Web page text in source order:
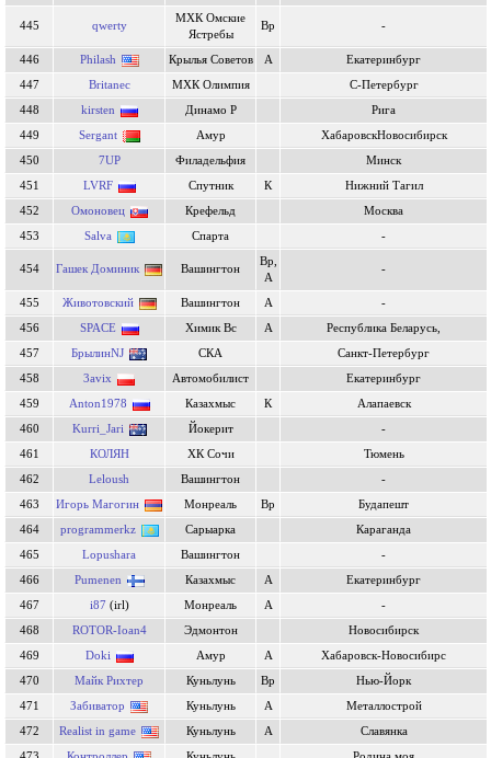
445 qwerty
МХК Омские
Ястребы
Вр -
446 Philash Крылья Советов А
Екатеринбург
447
Britanec МХК Олимпия
С-Петербург
448
kirsten Динамо Р
Рига
449
Sergant Амур
ХабаровскНовосибирск
450
7UP Филадельфия
Минск
451
LVRF Спутник К
Нижний Тагил
452
Омоновец Крефельд
Москва
453
Salva Спарта -
454 Гашек Доминик Вашингтон
Вр,
А
-
455 Животовский Вашингтон А
-
456
SPACE Химик Вс А
Республика Беларусь,
457
БрылинNJ СКА
Санкт-Петербург
458
3avix Автомобилист
Екатеринбург
459
Anton1978 Казахмыс К
Алапаевск
460
Kurri_Jari Йокерит
-
461
КОЛЯН ХК Сочи
Тюмень
462
Leloush Вашингтон
-
463
Игорь Магогин Монреаль Вр
Будапешт
464
programmerkz Сарыарка
Караганда
465
Lopushara Вашингтон
-
466
Pumenen Казахмыс А
Екатеринбург
467
i87 (irl) Монреаль А
-
468
ROTOR-Ioan4 Эдмонтон
Новосибирск
469
Doki Амур А
Хабаровск-Новосибирc
470
Майк Рихтер Куньлунь Вр
Нью-Йорк
471
Забиватор Куньлунь А
Металлострой
472
Realist in game Куньлунь А
Славянка